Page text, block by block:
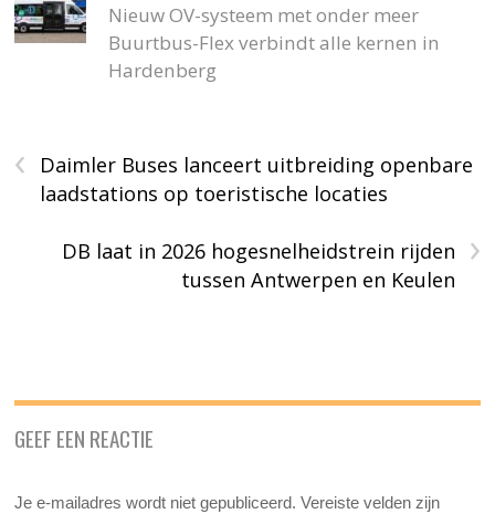
Nieuw OV-systeem met onder meer
Buurtbus-Flex verbindt alle kernen in
Hardenberg
‹
Daimler Buses lanceert uitbreiding openbare
laadstations op toeristische locaties
›
DB laat in 2026 hogesnelheidstrein rijden
tussen Antwerpen en Keulen
GEEF EEN REACTIE
Je e-mailadres wordt niet gepubliceerd. Vereiste velden zijn